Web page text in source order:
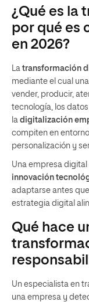
¿Qué es la
por qué es
en 2026?
La transformación
mediante el cual
vender, producir,
tecnología, los datos
la digitalización
compiten en
personalización y
Una empresa digital
innovación
adaptarse antes
estrategia digital
Qué hace
Un especialista en
una empresa y